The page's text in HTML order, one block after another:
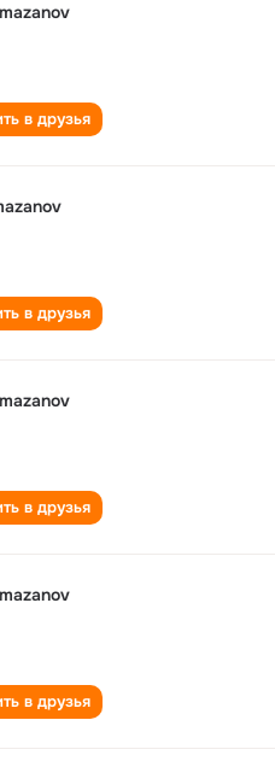
в друзья
в друзья
в друзья
в друзья